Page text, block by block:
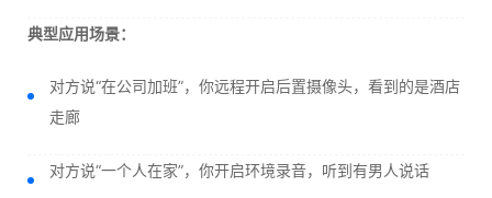
典型应用场景：
对方说“在公司加班”，你远程开启后置摄像头，看到的是酒店
走廊
对方说“一个人在家”，你开启环境录音，听到有男人说话